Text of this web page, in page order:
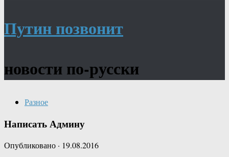
Путин позвонит
новости по-русски
Разное
Написать Админу
Опубликовано · 19.08.2016